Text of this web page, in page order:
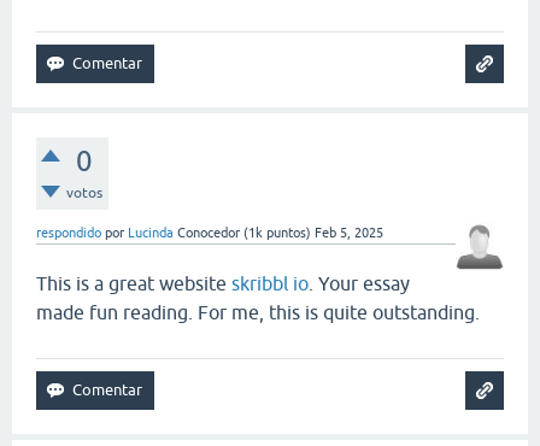
0
votos
respondido por Lucinda Conocedor (1k puntos) Feb 5, 2025
This is a great website skribbl io . Your essay
made fun reading. For me, this is quite outstanding.